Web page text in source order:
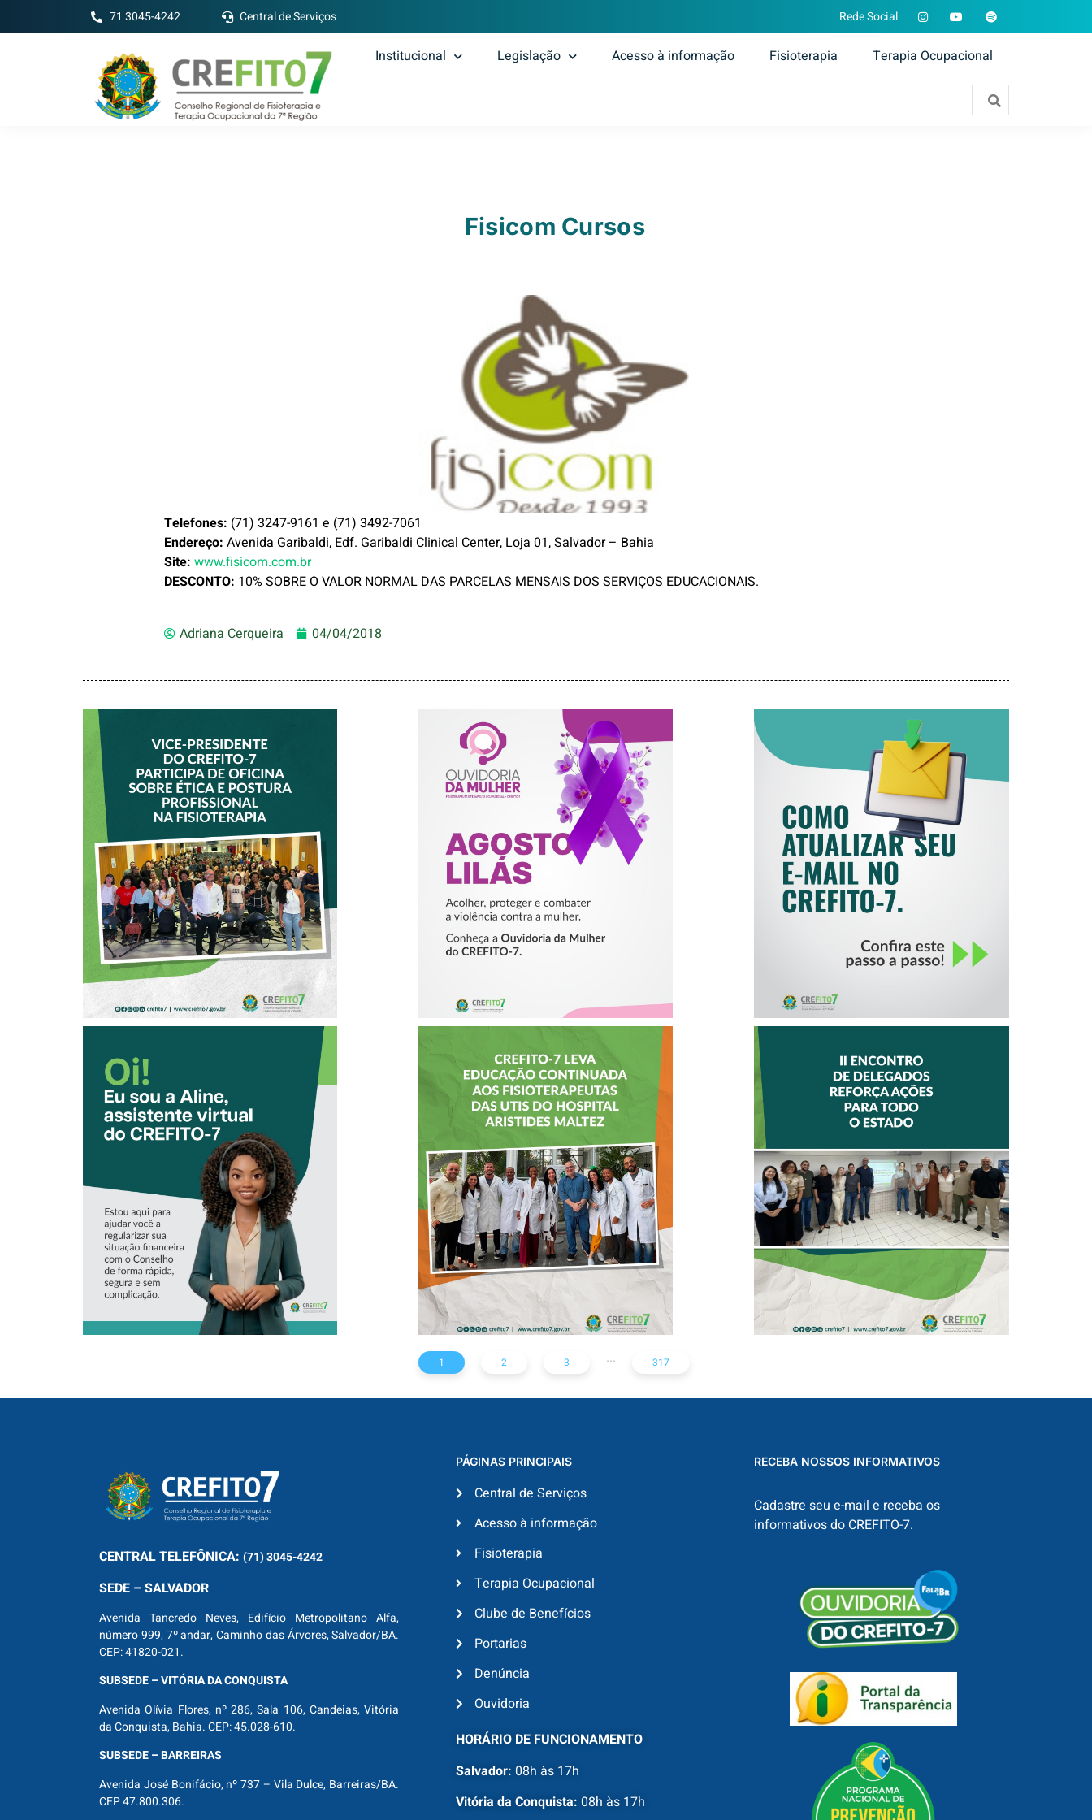
71 3045-4242 Central de Serviços Rede Social
Institucional Legislação Acesso à informação Fisioterapia Terapia Ocupacional
Fisicom Cursos
Telefones: (71) 3247-9161 e (71) 3492-7061
Endereço: Avenida Garibaldi, Edf. Garibaldi Clinical Center, Loja 01, Salvador – Bahia
Site: www.fisicom.com.br
DESCONTO: 10% SOBRE O VALOR NORMAL DAS PARCELAS MENSAIS DOS SERVIÇOS EDUCACIONAIS.
Adriana Cerqueira 04/04/2018
VICE-PRESIDENTE
DO CREFITO-7
PARTICIPA DE
OFICINA SOBRE
ÉTICA E POSTURA
PROFISSIONAL NA
FISIOTERAPIA
AGOSTO LILÁS –
ACOLHER,
PROTEGER E
COMBATER A
VIOLÊNCIA
CONTRA A
MULHER
COMO ATUALIZAR
SEU E-MAIL NO
CREFITO-7
CONHEÇA A
‘ALINE’,
ASSISTENTE
VIRTUAL DO
CREFITO-7
CREFITO-7 LEVA
EDUCAÇÃO
CONTINUADA AOS
FISIOTERAPEUTAS
DAS UTIs DO
HOSPITAL
ARISTIDES
MALTEZ
II ENCONTRO DE
REFORÇA AÇÕES
PARA TODO O
ESTADO
1 2 3 ... 317
CENTRALTELEFÔNICA: (71) 3045-4242
SEDE – SALVADOR
Avenida Tancredo Neves, Edifício Metropolitano Alfa,
número 999, 7º andar, Caminho das Árvores, Salvador/BA.
CEP: 41820-021.
SUBSEDE – VITÓRIA DA CONQUISTA
Avenida Olívia Flores, nº 286, Sala 106, Candeias, Vitória
da Conquista, Bahia. CEP: 45.028-610.
SUBSEDE – BARREIRAS
Avenida José Bonifácio, nº 737 – Vila Dulce, Barreiras/BA.
CEP 47.800.306.
PÁGINAS PRINCIPAIS
Central de Serviços
Acesso à informação
Fisioterapia
Terapia Ocupacional
Clube de Benefícios
Portarias
Denúncia
Ouvidoria
HORÁRIO DE FUNCIONAMENTO
Salvador: 08h às 17h
Vitória da Conquista: 08h às 17h
RECEBA NOSSOS INFORMATIVOS
Cadastre seu e-mail e receba os
informativos do CREFITO-7.